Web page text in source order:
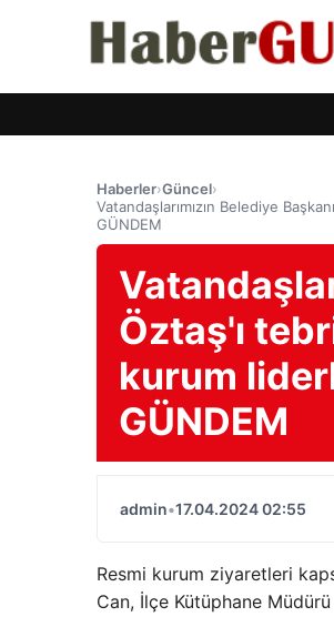
Haberler›Güncel›
Vatandaşlarımızın Belediye
GÜNDEM
Öztaş'ı
kurum
GÜNDEM
admin•17.04.2024 02:55
Resmi kurum ziyaretleri
Can, İlçe Kütüphane